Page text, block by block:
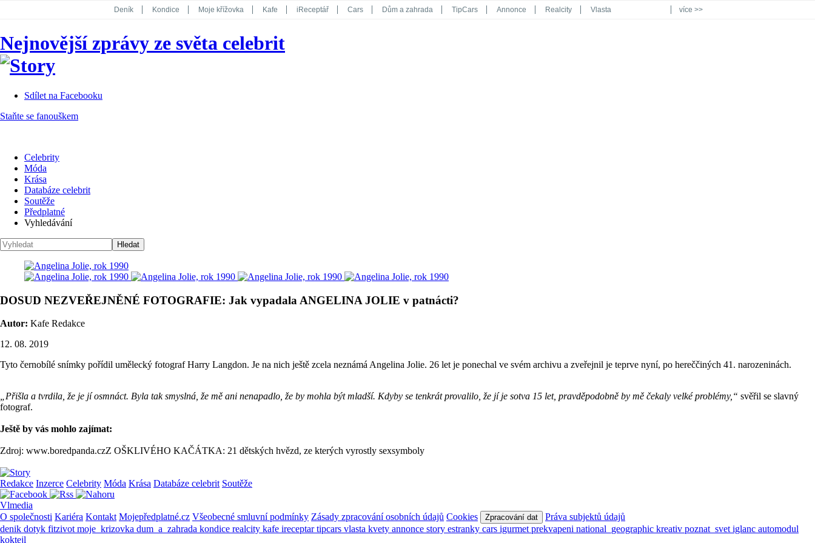
Deník Kondice Moje křížovka Kafe iReceptář Cars Dům a zahrada TipCars Annonce Realcity Vlasta
Koktejl
více >>
Nejnovější zprávy ze světa celebrit
Sdílet na Facebooku
Staňte se fanouškem
Celebrity
Móda
Krása
Databáze celebrit
Soutěže
Předplatné
Vyhledávání
DOSUD NEZVEŘEJNĚNÉ FOTOGRAFIE: Jak vypadala ANGELINA JOLIE v patnácti?
Autor: Kafe Redakce
12. 08. 2019
Tyto černobílé snímky pořídil umělecký fotograf Harry Langdon. Je na nich ještě zcela neznámá Angelina Jolie. 26 let je ponechal ve svém archivu a zveřejnil je teprve nyní, po hereččiných 41. narozeninách.
„Přišla a tvrdila, že je jí osmnáct. Byla tak smyslná, že mě ani nenapadlo, že by mohla být mladší. Kdyby se tenkrát provalilo, že jí je sotva 15 let, pravděpodobně by mě čekaly velké problémy,“ svěřil se slavný
fotograf.
Ještě by vás mohlo zajímat:
Zdroj: www.boredpanda.czZ OŠKLIVÉHO KAČÁTKA: 21 dětských hvězd, ze kterých vyrostly sexsymboly
Redakce Inzerce Celebrity Móda Krása Databáze celebrit Soutěže
Vlmedia
O společnosti Kariéra Kontakt Mojepředplatné.cz Všeobecné smluvní podmínky Zásady zpracování osobních údajů Cookies Zpracování dat
Práva subjektů údajů
denik dotyk fitzivot moje_krizovka dum_a_zahrada kondice realcity kafe ireceptartipcars vlasta kvety annonce story estranky cars igurmet prekvapeni national_geographic kreativ poznat_svet iglanc automodul
koktejl